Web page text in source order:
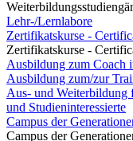
Lehr-/Lernlabore
Zertifikatskurse -
Zertifikatskurse -
Ausbildung zum Coach
Ausbildung zum/zur
Aus- und Weiterbildung
und Studieninteressierte
Campus der
Campus der